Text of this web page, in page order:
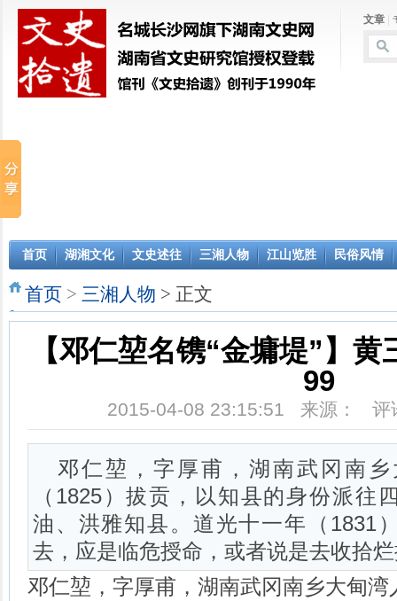
文章
首页 湖湘文化 文史述往 三湘人物 江山览胜 民俗风情
首页 > 三湘人物 > 正文
【邓仁堃名镌“金墉堤”】
99
2015-04-08 23:15:51 来源： 评
邓仁堃，字厚甫，湖南武冈南
（1825）拔贡，以知县的身份派往
油、洪雅知县。道光十一年（1831
去，应是临危授命，或者说是去收拾
邓仁堃，字厚甫，湖南武冈南乡大甸